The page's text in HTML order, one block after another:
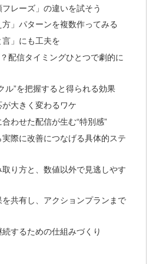
レーズ」の違いを試そう
方」パターンを複数作ってみる
言」にも工夫を
配信タイミングひとつで劇的に
ル”を把握すると得られる効果
大きく変わるワケ
わせた配信が生む“特別感”
際に改善につなげる具体的ステ
り方と、数値以外で見逃しやす
共有し、アクションプランまで
するための仕組みづくり